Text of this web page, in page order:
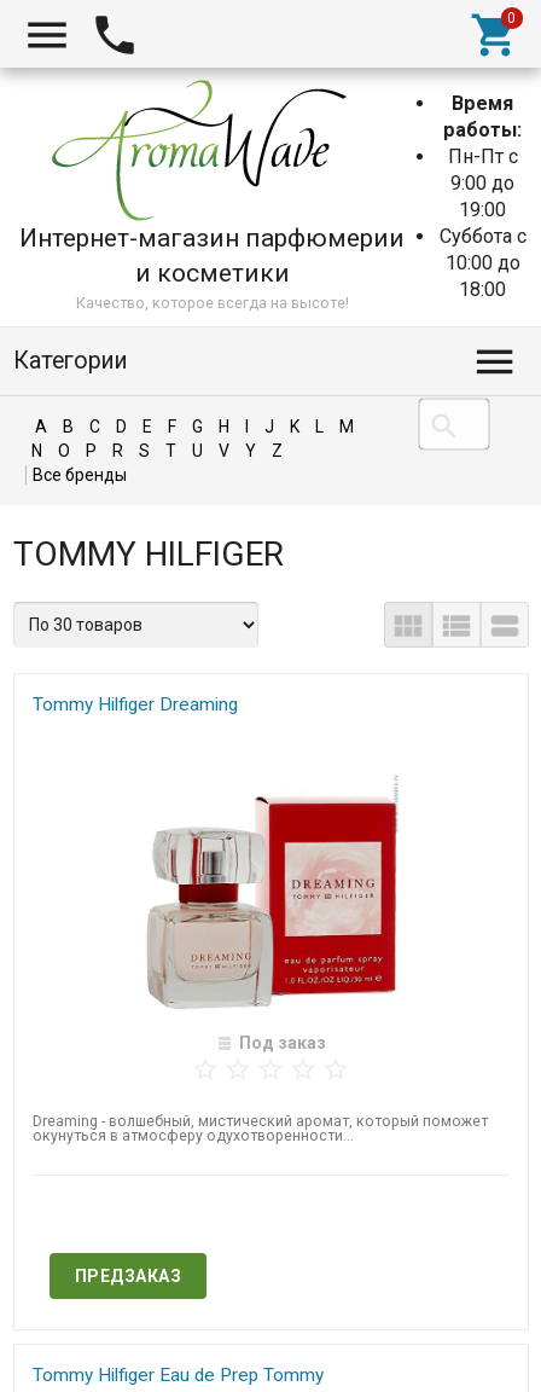
Интернет-магазин парфюмерии
и косметики
Качество, которое всегда на высоте!
Время
работы:
Пн-Пт с
9:00 до
19:00
Суббота с
10:00 до
18:00
Категории
A B C D E F G H J K L
M
N
O P R S T U V Y Z
TOMMY HILFIGER
Tommy Hilfiger Dreaming
Под заказ
Dreaming - волшебный, мистический аромат, который поможет
окунуться в атмосферу одухотворенности...
ПРЕДЗАКАЗ
Tommy Hilfiger Eau de Prep Tommy